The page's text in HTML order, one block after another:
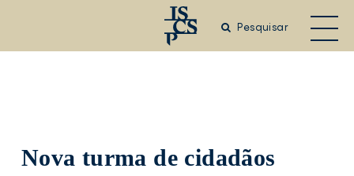
Pesquisar
Nova turma de cidadãos